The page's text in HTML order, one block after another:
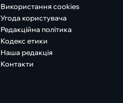
Використання cookies
Угода користувача
Редакційна політика
Кодекс етики
Наша редакція
Контакти